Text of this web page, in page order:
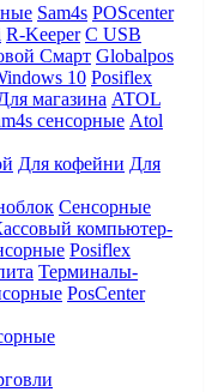
Sam4s POScenter
R-Keeper С USB
Смарт Globalpos
10 Posiflex
магазина ATOL
сенсорные Atol
Для кофейни Для
Сенсорные
компьютер-
Posiflex
Терминалы-
PosCenter